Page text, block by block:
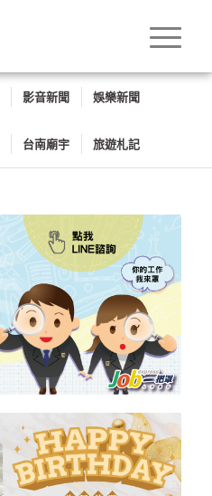
影音新聞 娛樂新聞
台南廟宇 旅遊札記